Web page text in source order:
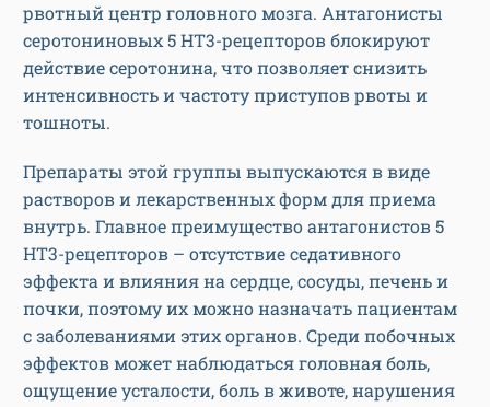
рвотный центр головного мозга. Антагонисты
серотониновых 5 НТ3-рецепторов блокируют
действие серотонина, что позволяет снизить
интенсивность и частоту приступов рвоты и
тошноты.
Препараты этой группы выпускаются в виде
растворов и лекарственных форм для приема
внутрь. Главное преимущество антагонистов 5
НТ3-рецепторов – отсутствие седативного
эффекта и влияния на сердце, сосуды, печень и
почки, поэтому их можно назначать пациентам
с заболеваниями этих органов. Среди побочных
эффектов может наблюдаться головная боль,
ощущение усталости, боль в животе, нарушения